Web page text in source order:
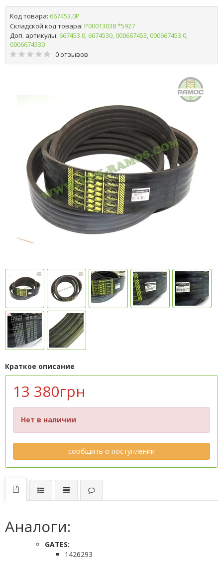
Код товара: 667453.0P
Складской код товара: Р00013038 *5927
Доп. артикулы: 667453.0, 6674530, 000667453, 000667453.0,
0006674530
0 отзывов
Краткое описание
13 380грн
Нет в наличии
сообщить о поступлении
Аналоги:
GATES:
1426293